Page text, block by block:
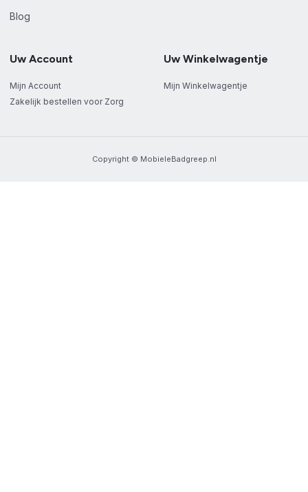
Blog
Uw Account
Mijn Account
Zakelijk bestellen voor Zorg
Uw Winkelwagentje
Mijn Winkelwagentje
Copyright © MobieleBadgreep.nl